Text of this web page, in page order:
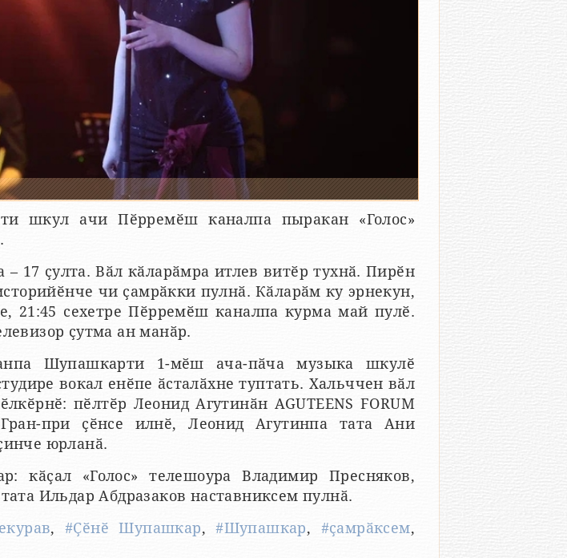
шкул ачи Пӗрремӗш каналпа пыракан «Голос»
– 17 ҫулта. Вӑл кӑларӑмра итлев витӗр тухнӑ. Пирӗн
чи ҫамрӑкки пулнӑ. Кӑларӑм ку эрнекун,
21:45 сехетре Пӗрремӗш каналпа курма май пулӗ.
ҫутма ан манӑр.
Шупашкарти 1-мӗш ача-пӑча музыка шкулӗ
вокал енӗпе ӑсталӑхне туптать. Хальччен вӑл
пӗлтӗр Леонид Агутинӑн AGUTEENS FORUM
при ҫӗнсе илнӗ, Леонид Агутинпа тата Ани
юрланӑ.
кӑҫал «Голос» телешоура Владимир Пресняков,
Ильдар Абдразаков наставниксем пулнӑ.
,#Ҫӗнӗ Шупашкар,#Шупашкар, #ҫамрӑксем,